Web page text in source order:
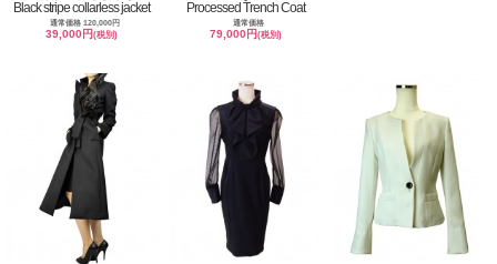
Black stripe collarless jacket
通常価格 120,000円
39,000円(税別)
Processed Trench Coat
通常価格
79,000円(税別)